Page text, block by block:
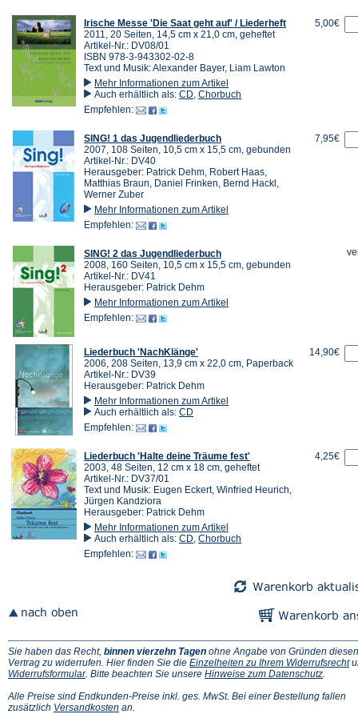
Irische Messe 'Die Saat geht auf' / Liederheft
2011, 20 Seiten, 14,5 cm x 21,0 cm, geheftet
Artikel-Nr.: DV08/01
ISBN 978-3-943302-02-8
Text und Musik: Alexander Bayer, Liam Lawton
Mehr Informationen zum Artikel
Auch erhältlich als: CD Chorbuch
Empfehlen:
5,00€
SING! 1 das Jugendliederbuch
2007, 108 Seiten, 10,5 cm x 15,5 cm, gebunden
Artikel-Nr.: DV40
Herausgeber: Patrick Dehm, Robert Haas,
Matthias Braun, Daniel Frinken, Bernd Hackl,
Werner Zuber
Mehr Informationen zum Artikel
Empfehlen:
7,95€
SING! 2 das Jugendliederbuch
2008, 160 Seiten, 10,5 cm x 15,5 cm, gebunden
Artikel-Nr.: DV41
Herausgeber: Patrick Dehm
Mehr Informationen zum Artikel
Empfehlen:
Liederbuch 'NachKlänge'
2006, 208 Seiten, 13,9 cm x 22,0 cm, Paperback
Artikel-Nr.: DV39
Herausgeber: Patrick Dehm
Mehr Informationen zum Artikel
Auch erhältlich als: CD
Empfehlen:
14,90€
Liederbuch 'Halte deine Träume fest'
2003, 48 Seiten, 12 cm x 18 cm, geheftet
Artikel-Nr.: DV37/01
Text und Musik: Eugen Eckert, Winfried Heurich,
Jürgen Kandziora
Herausgeber: Patrick Dehm
Mehr Informationen zum Artikel
Auch erhältlich als: CD Chorbuch
Empfehlen:
4,25€
Sie haben das Recht, binnen vierzehn Tagen ohne Angabe von Gründen diesen
Vertrag zu widerrufen. Hier finden Sie die Einzelheiten zu Ihrem Widerrufsrecht
Widerrufsformular(Öffnet
einem
neuen
. Bitte beachten Sie unsere Hinweise zum Datenschutz(Öffnet
einem
Alle Preise sind Endkunden-Preise inkl. ges. MwSt. Bei einer Bestellung fallen
zusätzlich Versandkosten (Öffnet
an.